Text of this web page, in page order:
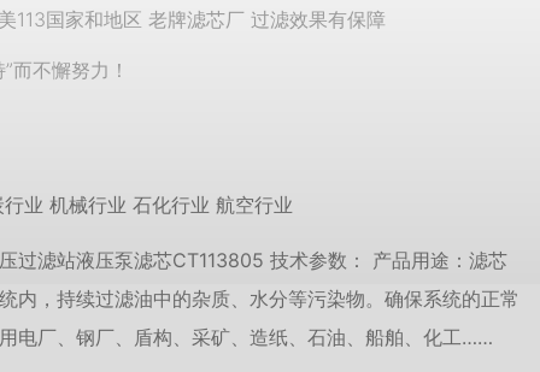
113国家和地区 老牌滤芯厂 过滤效果有保障
而不懈努力！
业 机械行业 石化行业 航空行业
过滤站液压泵滤芯CT113805 技术参数： 产品用途：滤芯
内，持续过滤油中的杂质、水分等污染物。确保系统的正常
电厂、钢厂、盾构、采矿、造纸、石油、船舶、化工……